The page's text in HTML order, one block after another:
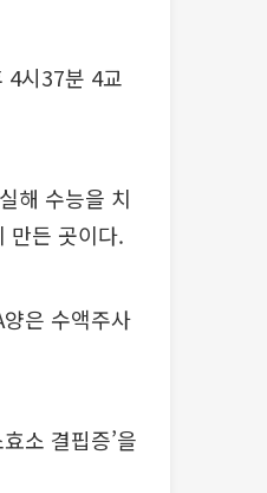
4시37분 4교
해 수능을 치
만든 곳이다.
은 수액주사
소 결핍증’을